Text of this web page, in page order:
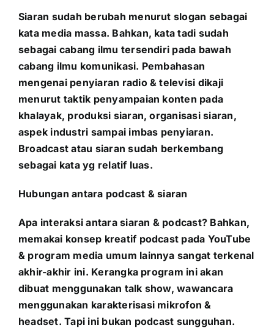
Siaran sudah berubah menurut slogan sebagai
kata media massa. Bahkan, kata tadi sudah
sebagai cabang ilmu tersendiri pada bawah
cabang ilmu komunikasi. Pembahasan
mengenai penyiaran radio & televisi dikaji
menurut taktik penyampaian konten pada
khalayak, produksi siaran, organisasi siaran,
aspek industri sampai imbas penyiaran.
Broadcast atau siaran sudah berkembang
sebagai kata yg relatif luas.
Hubungan antara podcast & siaran
Apa interaksi antara siaran & podcast? Bahkan,
memakai konsep kreatif podcast pada YouTube
& program media umum lainnya sangat terkenal
akhir-akhir ini. Kerangka program ini akan
dibuat menggunakan talk show, wawancara
menggunakan karakterisasi mikrofon &
headset. Tapi ini bukan podcast sungguhan.